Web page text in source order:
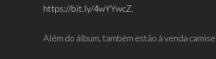
https://bit.ly/4wYYwcZ.
Além do álbum, também estão à venda